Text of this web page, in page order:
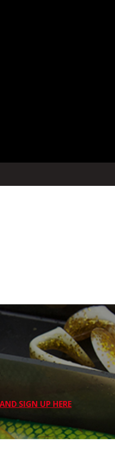
SIGN UP HERE